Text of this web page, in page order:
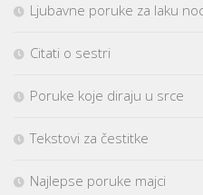
Ljubavne poruke za laku
Citati o sestri
Poruke koje diraju u srce
Tekstovi za čestitke
Najlepse poruke majci